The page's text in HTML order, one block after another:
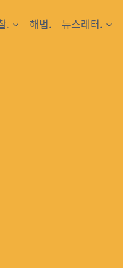
. 해법. 뉴스레터.